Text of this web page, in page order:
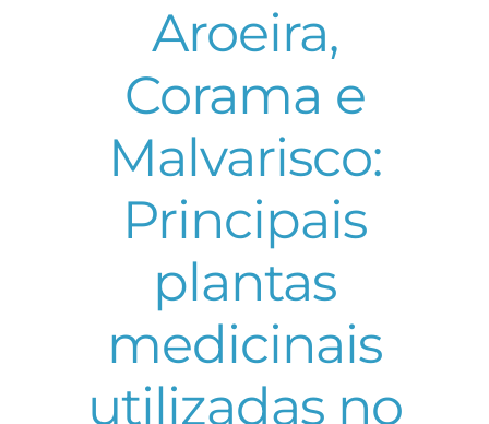
Aroeira,
Corama e
Malvarisco:
Principais
plantas
medicinais
utilizadas no